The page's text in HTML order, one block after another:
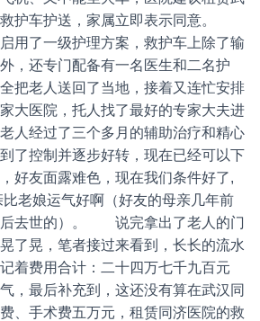
救护车护送，家属立即表示同意。
用了一级护理方案，救护车上除了输
，还专门配备有一名医生和二名护
老人送回了当地，接着又连忙安排
大医院，托人找了最好的专家大夫进
经过了三个多月的辅助治疗和精心
了控制并逐步好转，现在已经可以下
友面露难色，现在我们条件好了,
老娘运气好啊（好友的母亲几年前
后去世的）。 说完拿出了老人的门
了晃，笔者接过来看到，长长的流水
着费用合计：二十四万七千九百元
最后补充到，这还没有算在武汉同
、手术费五万元，租赁同济医院的救